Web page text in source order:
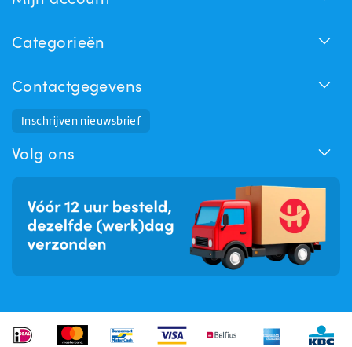
Categorieën
Contactgegevens
Inschrijven nieuwsbrief
Volg ons